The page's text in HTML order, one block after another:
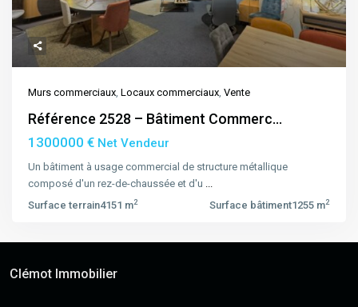
Murs commerciaux Locaux commerciaux Vente
Référence 2528 – Bâtiment Commerc...
1300000 € Net Vendeur
Un bâtiment à usage commercial de structure métallique
composé d'un rez-de-chaussée et d'u
Surface terrain4151 m2 Surface bâtiment1255 m2
Clémot Immobilier